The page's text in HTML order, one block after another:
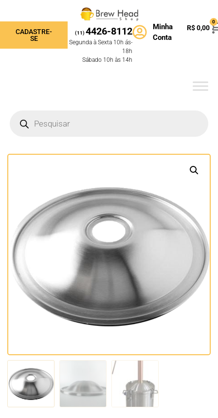
CADASTRE-
SE
(11) 4426-8112
Segunda à Sexta 10h ás-
18h
Sábado 10h às 14h
Minha
Conta
R$0,00
0